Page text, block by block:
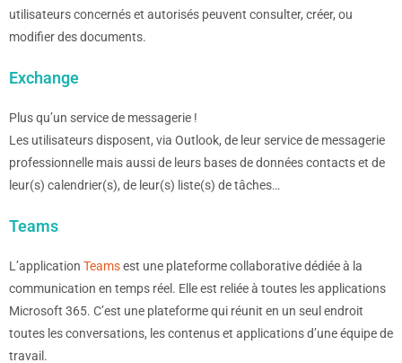
utilisateurs concernés et autorisés peuvent consulter, créer, ou
modifier des documents.
Exchange
Plus qu’un service de messagerie !
Les utilisateurs disposent, via Outlook, de leur service de messagerie
professionnelle mais aussi de leurs bases de données contacts et de
leur(s) calendrier(s), de leur(s) liste(s) de tâches…
Teams
L’application Teamsest une plateforme collaborative dédiée à la
communication en temps réel. Elle est reliée à toutes les applications
Microsoft 365. C’est une plateforme qui réunit en un seul endroit
toutes les conversations, les contenus et applications d’une équipe de
travail.